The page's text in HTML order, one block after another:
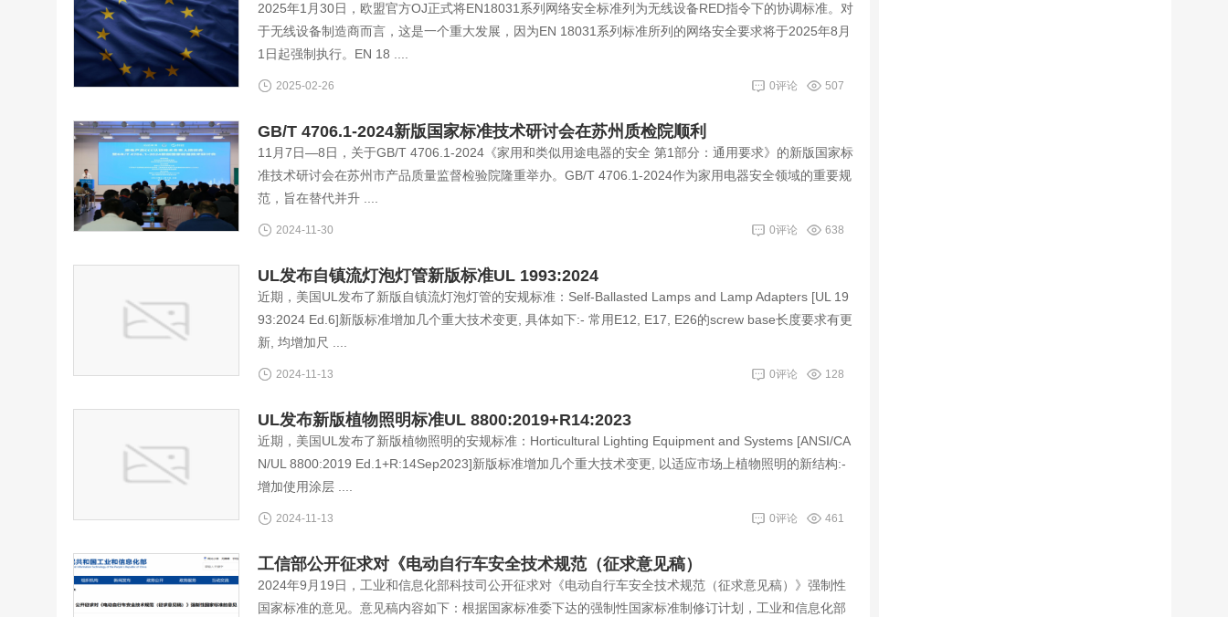
2025年1月30日，欧盟官方OJ正式将EN18031系列网络安全标准列为无线设备RED指令下的协调标准。对
于无线设备制造商而言，这是一个重大发展，因为EN 18031系列标准所列的网络安全要求将于2025年8月
1日起强制执行。EN 18 ....
2025-02-26 0评论 507
GB/T 4706.1-2024新版国家标准技术研讨会在苏州质检院顺利
11月7日—8日，关于GB/T 4706.1-2024《家用和类似用途电器的安全 第1部分：通用要求》的新版国家标
准技术研讨会在苏州市产品质量监督检验院隆重举办。GB/T 4706.1-2024作为家用电器安全领域的重要规
范，旨在替代并升 ....
2024-11-30 0评论 638
UL发布自镇流灯泡灯管新版标准UL 1993:2024
近期，美国UL发布了新版自镇流灯泡灯管的安规标准：Self-Ballasted Lamps and Lamp Adapters [UL 19
93:2024 Ed.6]新版标准增加几个重大技术变更, 具体如下:- 常用E12, E17, E26的screw base长度要求有更
新, 均增加尺 ....
2024-11-13 0评论 128
UL发布新版植物照明标准UL 8800:2019+R14:2023
近期，美国UL发布了新版植物照明的安规标准：Horticultural Lighting Equipment and Systems [ANSI/CA
N/UL 8800:2019 Ed.1+R:14Sep2023]新版标准增加几个重大技术变更, 以适应市场上植物照明的新结构:-
增加使用涂层 ....
2024-11-13 0评论 461
工信部公开征求对《电动自行车安全技术规范（征求意见稿）
2024年9月19日，工业和信息化部科技司公开征求对《电动自行车安全技术规范（征求意见稿）》强制性
国家标准的意见。意见稿内容如下：根据国家标准委下达的强制性国家标准制修订计划，工业和信息化部